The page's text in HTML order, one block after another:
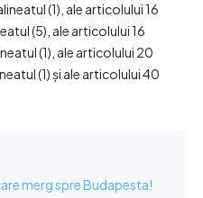
(1), ale articolului 16
(5), ale articolului 16
(1), ale articolului 20
(1) și ale articolului 40
merg spre Budapesta!